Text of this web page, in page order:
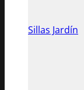
Sillas Jardín